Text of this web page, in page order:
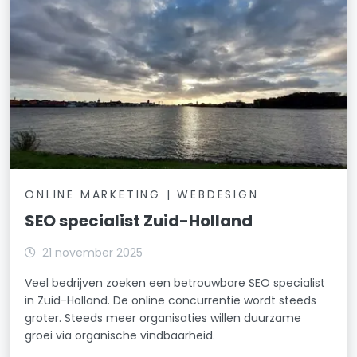
ONLINE MARKETING | WEBDESIGN
SEO specialist Zuid-Holland
21 november 2025
Veel bedrijven zoeken een betrouwbare SEO specialist
in Zuid-Holland. De online concurrentie wordt steeds
groter. Steeds meer organisaties willen duurzame
groei via organische vindbaarheid.